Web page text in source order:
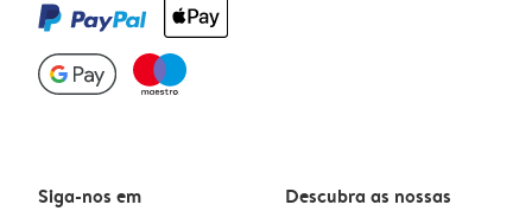
Siga-nos em
Descubra as nossas